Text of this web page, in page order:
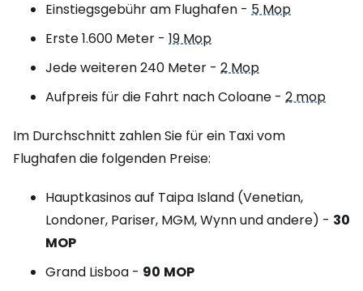
Einstiegsgebühr am Flughafen - 5 Mop
Erste 1.600 Meter - 19 Mop
Jede weiteren 240 Meter - 2 Mop
Aufpreis für die Fahrt nach Coloane - 2 mop
Im Durchschnitt zahlen Sie für ein Taxi vom
Flughafen die folgenden Preise:
Hauptkasinos auf Taipa Island (Venetian,
Londoner, Pariser, MGM, Wynn und andere) - 30
MOP
Grand Lisboa - 90 MOP